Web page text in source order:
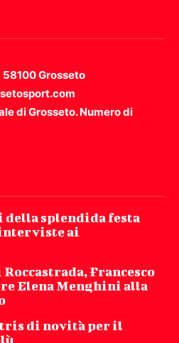
Grosseto
di Grosseto. Numero di
della splendida festa
ai
Roccastrada, Francesco
Elena Menghini alla
di novità per il